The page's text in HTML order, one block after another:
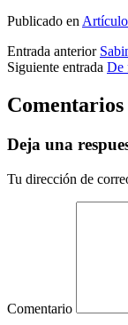
Publicado en
Entrada anterior
Siguiente entrada De
Comentarios
Deja una
Tu dirección de
Comentario